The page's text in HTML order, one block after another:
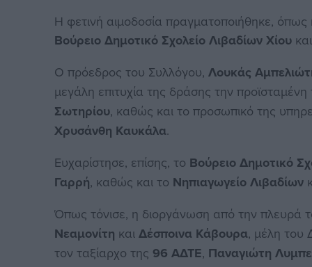
Η φετινή αιμοδοσία πραγματοποιήθηκε,
Βούρειο Δημοτικό Σχολείο Λιβαδίων Χίου
Ο πρόεδρος του Συλλόγου,Λουκάς
μεγάλη επιτυχία της δράσης την
Σωτηρίου, καθώς και το προσωπικό της
Χρυσάνθη Καυκάλα.
Ευχαρίστησε, επίσης, το Βούρειο Δημοτικό
Γαρρή, καθώς και το Νηπιαγωγείο Λιβαδίων
Όπως τόνισε, η διοργάνωση από την πλευρά
Νεαμονίτη καιΔέσποινα Κάβουρα, μέλη του
τον ταξίαρχο της 96 ΑΔΤΕ, Παναγιώτη